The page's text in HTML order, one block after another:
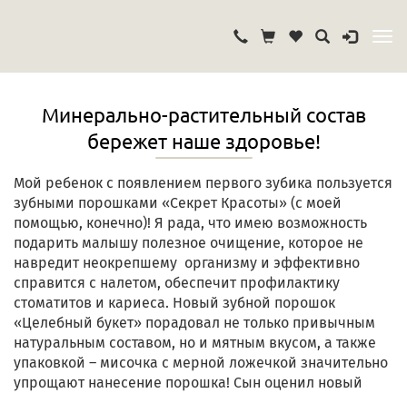
Минерально-растительный состав
бережет наше здоровье!
Мой ребенок с появлением первого зубика пользуется
зубными порошками «Секрет Красоты» (с моей
помощью, конечно)! Я рада, что имею возможность
подарить малышу полезное очищение, которое не
навредит неокрепшему организму и эффективно
справится с налетом, обеспечит профилактику
стоматитов и кариеса. Новый зубной порошок
«Целебный букет» порадовал не только привычным
натуральным составом, но и мятным вкусом, а также
упаковкой – мисочка с мерной ложечкой значительно
упрощают нанесение порошка! Сын оценил новый